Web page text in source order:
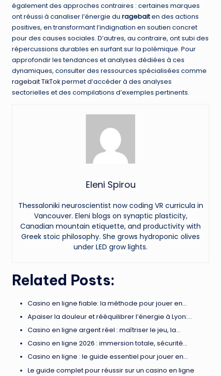
également des approches contraires : certaines marques
ont réussi à canaliser l’énergie du ragebaiten des actions
positives, en transformant l’indignation en soutien concret
pour des causes sociales. D’autres, au contraire, ont subi des
répercussions durables en surfant sur la polémique. Pour
approfondir les tendances et analyses dédiées à ces
dynamiques, consulter des ressources spécialisées comme
ragebait TikTokpermet d’accéder à des analyses
sectorielles et des compilations d’exemples pertinents.
Eleni Spirou
Thessaloniki neuroscientist now coding VR curricula in
Vancouver. Eleni blogs on synaptic plasticity,
Canadian mountain etiquette, and productivity with
Greek stoic philosophy. She grows hydroponic olives
under LED grow lights.
Related Posts:
Casino en ligne fiable: la méthode pour jouer en…
Apaiser la douleur et rééquilibrer l’énergie à Lyon:…
Casino en ligne argent réel : maîtriser le jeu, la…
Casino en ligne 2026 : immersion totale, sécurité…
Casino en ligne : le guide essentiel pour jouer en…
Le guide complet pour réussir sur un casino en ligne